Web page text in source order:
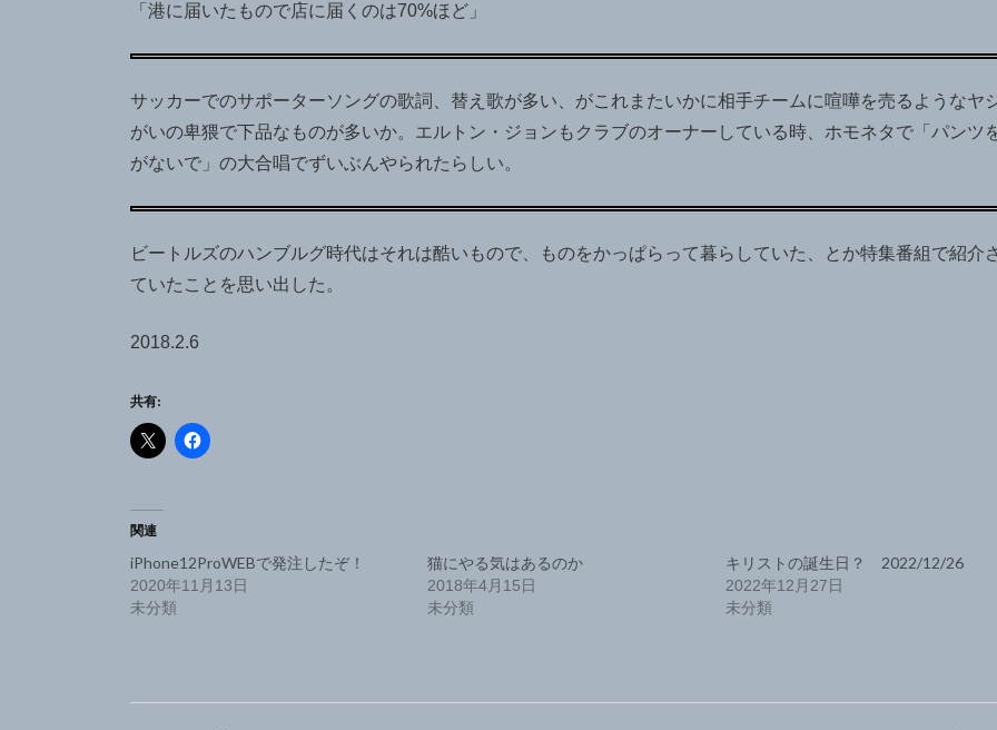
「港に届いたもので店に届くのは70%ほど」
サッカーでのサポーターソングの歌詞、替え歌が多い、がこれまたいかに相手チームに喧嘩を売るようなヤ
がいの卑猥で下品なものが多いか。エルトン・ジョンもクラブのオーナーしている時、ホモネタで「パンツ
がないで」の大合唱でずいぶんやられたらしい。
ビートルズのハンブルグ時代はそれは酷いもので、ものをかっぱらって暮らしていた、とか特集番組で紹介
ていたことを思い出した。
2018.2.6
共有:
関連
iPhone12ProWEBで発注したぞ！
2020年11月13日
未分類
猫にやる気はあるのか
2018年4月15日
未分類
キリストの誕生日？ 2022/12/26
2022年12月27日
未分類